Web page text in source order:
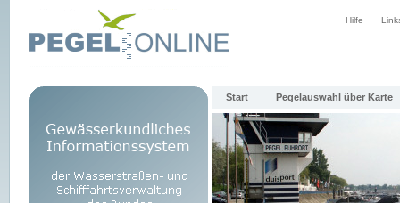
Hilfe
Start Pegelauswahl über Karte